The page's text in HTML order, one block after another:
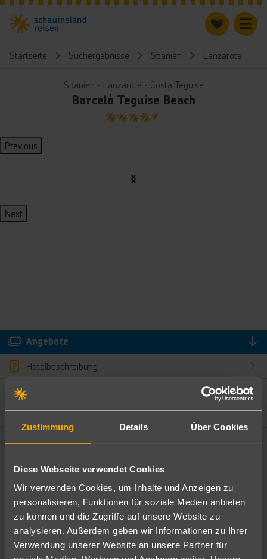
Zustimmung Details Über Cookies
Diese Webseite verwendet Cookies
Wir verwenden Cookies, um Inhalte und Anzeigen zu
personalisieren, Funktionen für soziale Medien anbieten
zu können und die Zugriffe auf unsere Website zu
analysieren. Außerdem geben wir Informationen zu Ihrer
Verwendung unserer Website an unsere Partner für
Startseite Suchergebnisse Spanien Lanzarote
Spanien ∙ Lanzarote ∙ Costa Teguise
Barceló Teguise Beach
4.5
Previous
Next
Angebote
Hotelbeschreibung
Bewertungen
Ändere die Kriterien nach deinen Wünschen
Pauschal Nur Hotel